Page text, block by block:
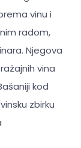
vinu i
radom,
Njegova
vina
kod
zbirku